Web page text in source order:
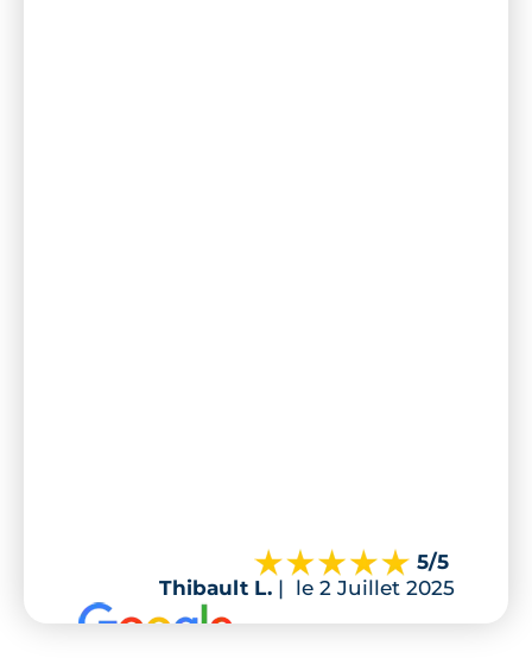
5/5
Thibault L. | le 2 Juillet 2025